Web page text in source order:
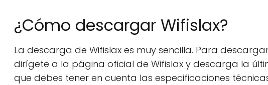
¿Cómo descargar Wifislax?
La descarga de Wifislax es muy sencilla. Para
dirígete a la página oficial de Wifislax y descarga la
que debes tener en cuenta las especificaciones